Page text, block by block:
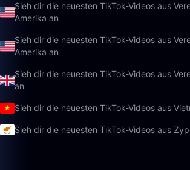
Sieh dir die neuesten TikTok-Videos aus
Amerika an
Sieh dir die neuesten TikTok-Videos aus
Amerika an
Sieh dir die neuesten TikTok-Videos aus
an
Sieh dir die neuesten TikTok-Videos aus
Sieh dir die neuesten TikTok-Videos aus